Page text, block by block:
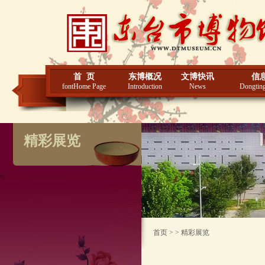
首 页 东博概况 文博快讯 信
fontHome Page Introduction News
精彩展览
首页 > > 精彩展览